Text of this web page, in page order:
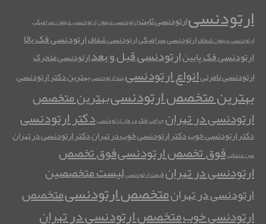
ارتودنسیارتودنسی ثابتارتودنسی دیمونارتودنسی دیمون سرامیکی
ارتودنسی دیمون شفافارتودنسی سرامیکیارتودنسی شفافارتودنسی فک بالا
ارتودنسی فک پایینارتودنسی قبل و بعدارتودنسی متحرک
ارتودنسی نامرئیانواع ارتودنسیبند ارتودنسیبهترین دکتر ارتودنسی
بهترین متخصص ارتودنسیبهترین متخصص
ارتودنسی در تهرانجراحی فکدرمان ارتودنسیدکتر ارتودنسی
دکتر ارتودنسی خوبدکتر ارتودنسی خوب در تهراندکتر ارتودنسی در تهران
سن دندانیفوق تخصص ارتودنسیفوق تخصص
ارتودنسی در تهرانقیمت ارتودنسیلیست متخصصین
ارتودنسی در تهرانمتخصص ارتودنسیمتخصص
ارتودنسی خوبمتخصص ارتودنسی در تهران